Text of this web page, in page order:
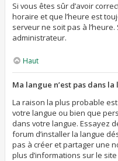
Si vous êtes sûr d’avoir
horaire et que l’heure est
serveur ne soit pas à
administrateur.
Haut
Ma langue n’est pas dans la
La raison la plus probable
votre langue ou bien que
dans votre langue. Essayez
forum d’installer la langue
pas à créer et partager une
plus d’informations sur le